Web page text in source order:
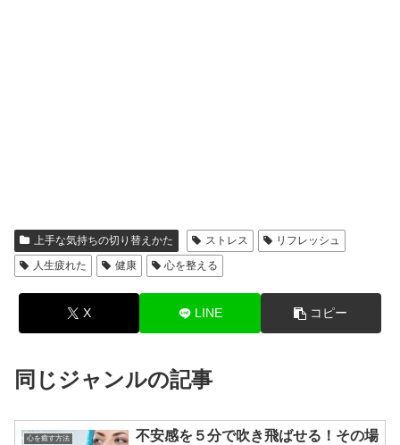
上手な気持ちの切り替えかた ストレス
リフレッシュ
人生疲れた
健康 心を整える
X LINE コピー
同じジャンルの記事
心を癒す方法
不安感を５分で吹き飛ばせる！その場